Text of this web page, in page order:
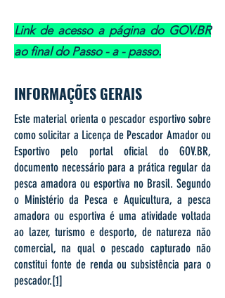
Link de acesso a página do GOV.BR
ao final do Passo - a - passo.
INFORMAÇÕES GERAIS
Este material orienta o pescador esportivo sobre
como solicitar a Licença de Pescador Amador ou
Esportivo pelo portal oficial do GOV.BR,
documento necessário para a prática regular da
pesca amadora ou esportiva no Brasil. Segundo
o Ministério da Pesca e Aquicultura, a pesca
amadora ou esportiva é uma atividade voltada
ao lazer, turismo e desporto, de natureza não
comercial, na qual o pescado capturado não
constitui fonte de renda ou subsistência para o
pescador. [1]